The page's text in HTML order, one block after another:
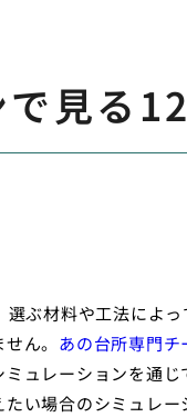
見る
ぶ材料や工法によ
ん。 あの台所専門
ュレーションを通
い場合のシミュレ